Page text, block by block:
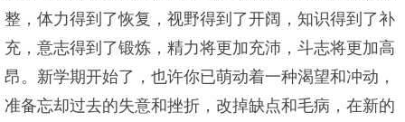
整，体力得到了恢复，视野得到了开阔，知识得到了补
充，意志得到了锻炼，精力将更加充沛，斗志将更加高
昂。新学期开始了，也许你已萌动着一种渴望和冲动，
准备忘却过去的失意和挫折，改掉缺点和毛病，在新的